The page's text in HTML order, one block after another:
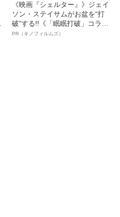
《映画『シェルター』》ジェイ
ソン・ステイサムがお盆を“打
破”する!!《「眠眠打破」コラ
ボ》
PR（キノフィルムズ）